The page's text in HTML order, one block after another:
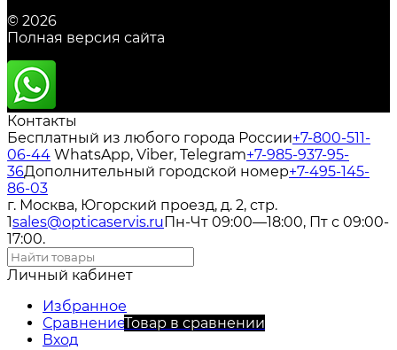
© 2026
Полная версия сайта
Контакты
Бесплатный из любого города России+7-800-511-
06-44 WhatsApp, Viber, Telegram+7-985-937-95-
36Дополнительный городской номер+7-495-145-
86-03
г. Москва, Югорский проезд, д. 2, стр.
1sales@opticaservis.ruПн-Чт 09:00—18:00, Пт с 09:00-
17:00.
Личный кабинет
Избранное
СравнениеТовар в сравнении
Вход